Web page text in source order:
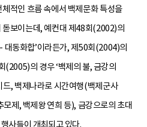
적인 흐름 속에서 백제문화 특성을
보이는데, 예컨대 제48회(2002)의
대동화합’이라든가, 제50회(2004)의
(2005)의 경우 ‘백제의 불, 금강의
드, 백제나라로 시간여행(백제군사
제, 백제왕 연희 등), 금강으로의 초대
사들이 개최되고 있다.